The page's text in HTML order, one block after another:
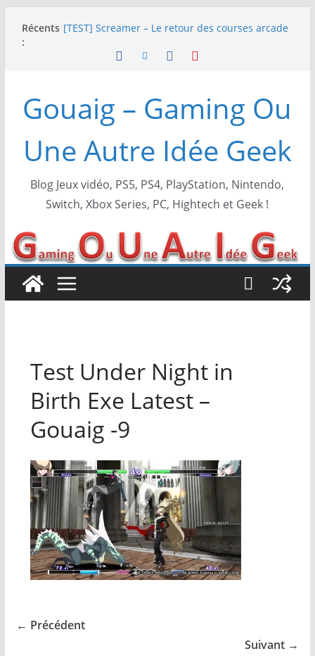
Récents
:
[TEST] Screamer – Le retour des courses arcade
SWITCH 2 : Nouveaux accessoires Turtle Beach X
SNK NEOGEO AES+ : un succès dingue !
NEOGEO AES+ : La légende de l’arcade est de
Gouaig – Gaming Ou
Une Autre Idée Geek
Blog Jeux vidéo, PS5, PS4, PlayStation, Nintendo,
Switch, Xbox Series, PC, Hightech et Geek !
Test Under Night in
Birth Exe Latest –
Gouaig -9
← Précédent
Suivant →